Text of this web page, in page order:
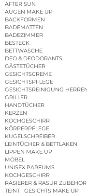
AFTER SUN
AUGEN MAKE UP
BACKFORMEN
BADEMATTEN
BADEZIMMER
BESTECK
BETTWÄSCHE
DEO & DEODORANTS
GÄSTETÜCHER
GESICHTSCREME
GESICHTSPFLEGE
GESICHTSREINIGUNG
GRILLER
HANDTÜCHER
KERZEN
KOCHGESCHIRR
KÖRPERPFLEGE
KUGELSCHREIBER
LEINTÜCHER & BETTLAKEN
LIPPEN MAKE UP
MÖBEL
UNISEX PARFUMS
KOCHGESCHIRR
RASIERER & RASUR ZUBEHÖR
TEINT | GESICHTS MAKE UP